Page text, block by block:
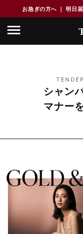
お急ぎの方へ ｜ 明日
シャン
マナー